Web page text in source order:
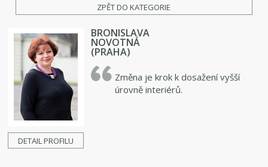
ZPĚT DO KATEGORIE
DETAIL PROFILU
BRONISLAVA
NOVOTNÁ
(PRAHA)
Změna je krok k dosažení vyšší
úrovně interiérů.